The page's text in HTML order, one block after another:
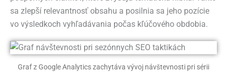
sa zlepší relevantnosť obsahu a posilnia sa jeho pozície
vo výsledkoch vyhľadávania počas kľúčového obdobia.
Graf z Google Analytics zachytáva vývoj návštevnosti pri sérii